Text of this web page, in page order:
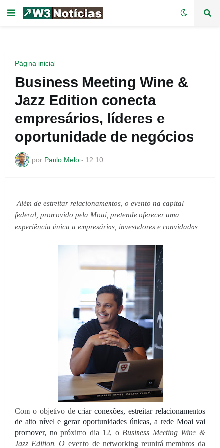
Página inicial
Business Meeting Wine &
Jazz Edition conecta
empresários, líderes e
oportunidade de negócios
por Paulo Melo - 12:10
Além de estreitar relacionamentos, o evento na capital
federal, promovido pela Moai, pretende oferecer uma
experiência única a empresários, investidores e convidados
Com o objetivo de criar conexões, estreitar relacionamentos
de alto nível e gerar oportunidades únicas, a rede Moai vai
promover, no próximo dia 12, o Business Meeting Wine &
Jazz Edition. O evento de networking reunirá membros da